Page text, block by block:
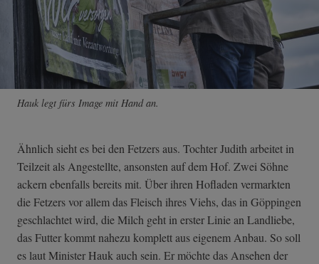
Hauk legt fürs Image mit Hand an.
Ähnlich sieht es bei den Fetzers aus. Tochter Judith arbeitet in
Teilzeit als Angestellte, ansonsten auf dem Hof. Zwei Söhne
ackern ebenfalls bereits mit. Über ihren Hofladen vermarkten
die Fetzers vor allem das Fleisch ihres Viehs, das in Göppingen
geschlachtet wird, die Milch geht in erster Linie an Landliebe,
das Futter kommt nahezu komplett aus eigenem Anbau. So soll
es laut Minister Hauk auch sein. Er möchte das Ansehen der